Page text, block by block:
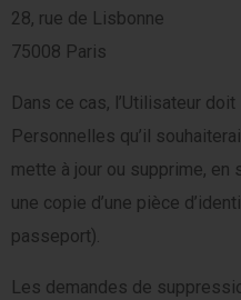
28, rue de Lisbonne
75008 Paris
Dans ce cas, l’Utilisateur
Personnelles qu’il
mette à jour ou supprime, en
une copie d’une pièce
passeport).
Les demandes de